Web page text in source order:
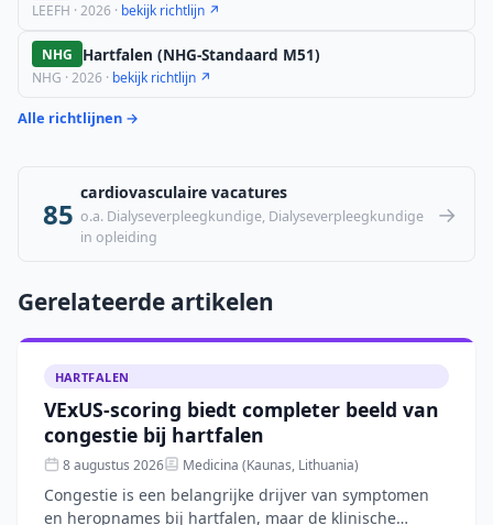
LEEFH · 2026 · bekijk richtlijn ↗
NHG Hartfalen (NHG-Standaard M51)
NHG · 2026 · bekijk richtlijn ↗
Alle richtlijnen →
85
cardiovasculaire vacatures
o.a. Dialyseverpleegkundige, Dialyseverpleegkundige
in opleiding
→
Gerelateerde artikelen
HARTFALEN
VExUS-scoring biedt completer beeld van
congestie bij hartfalen
8 augustus 2026 Medicina (Kaunas, Lithuania)
Congestie is een belangrijke drijver van symptomen
en heropnames bij hartfalen, maar de klinische